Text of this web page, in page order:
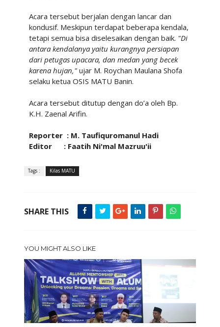
Acara tersebut berjalan dengan lancar dan
kondusif. Meskipun terdapat beberapa kendala,
tetapi semua bisa diselesaikan dengan baik. "Di
antara kendalanya yaitu kurangnya persiapan
dari petugas upacara, dan medan yang becek
karena hujan,"ujar M. Roychan Maulana Shofa
selaku ketua OSIS MATU Banin.
Acara tersebut ditutup dengan do’a oleh Bp.
K.H. Zaenal Arifin.
Reporter : M. Taufiquromanul Hadi
Editor : Faatih Ni'mal Mazruu'ii
Tags : Kilas MATU
SHARE THIS
YOU MIGHT ALSO LIKE